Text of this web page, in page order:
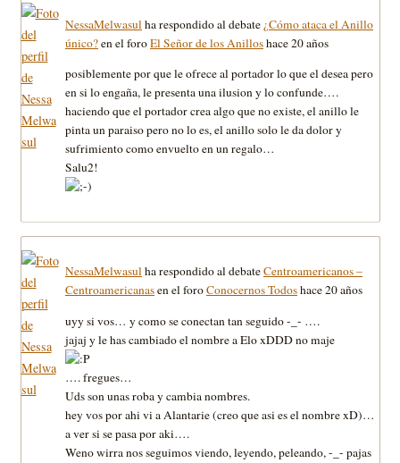
NessaMelwasulha respondido al debate¿Cómo ataca el Anillo
único?en el foroEl Señor de los Anilloshace 20 años
posiblemente por que le ofrece al portador lo que el desea pero
en si lo engaña, le presenta una ilusion y lo confunde….
haciendo que el portador crea algo que no existe, el anillo le
pinta un paraiso pero no lo es, el anillo solo le da dolor y
sufrimiento como envuelto en un regalo…
Salu2!
NessaMelwasulha respondido al debateCentroamericanos –
Centroamericanasen el foroConocernos Todoshace 20 años
uyy si vos… y como se conectan tan seguido -_- ….
jajaj y le has cambiado el nombre a Elo xDDD no maje
…. fregues…
Uds son unas roba y cambia nombres.
hey vos por ahi vi a Alantarie (creo que asi es el nombre xD)…
a ver si se pasa por aki….
Weno wirra nos seguimos viendo, leyendo, peleando, -_- pajas